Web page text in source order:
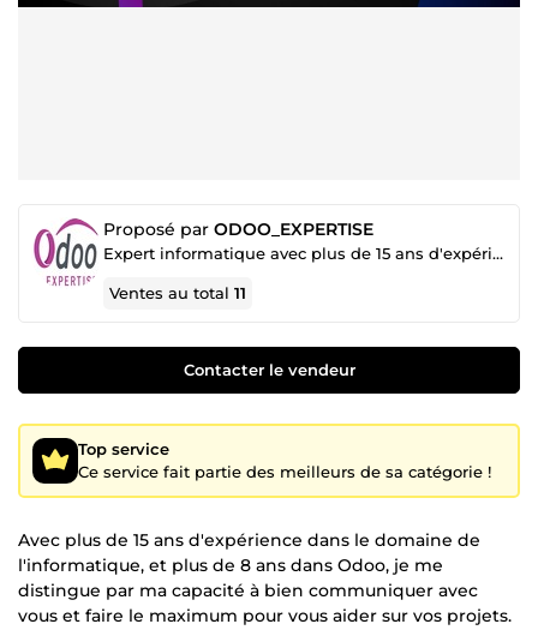
Proposé par ODOO_EXPERTISE
Expert informatique avec plus de 15 ans d'expérience, spécialisé en développement Odoo depuis 8 ans
Ventes au total11
Contacter le vendeur
Top service
Ce service fait partie des meilleurs de sa catégorie !
Avec plus de 15 ans d'expérience dans le domaine de
l'informatique, et plus de 8 ans dans Odoo, je me
distingue par ma capacité à bien communiquer avec
vous et faire le maximum pour vous aider sur vos projets.